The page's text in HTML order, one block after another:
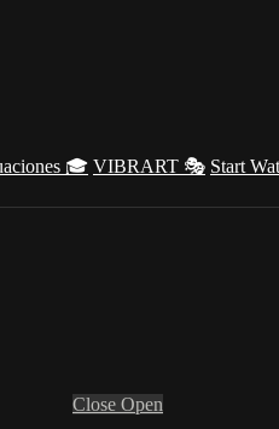
🎓 VIBRART 🎭 Start
Close Open